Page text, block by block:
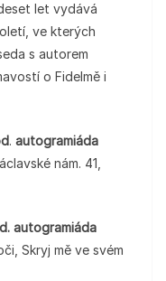
let vydává
ve kterých
s autorem
o Fidelmě i
. autogramiáda
nám. 41,
autogramiáda
Skryj mě ve svém